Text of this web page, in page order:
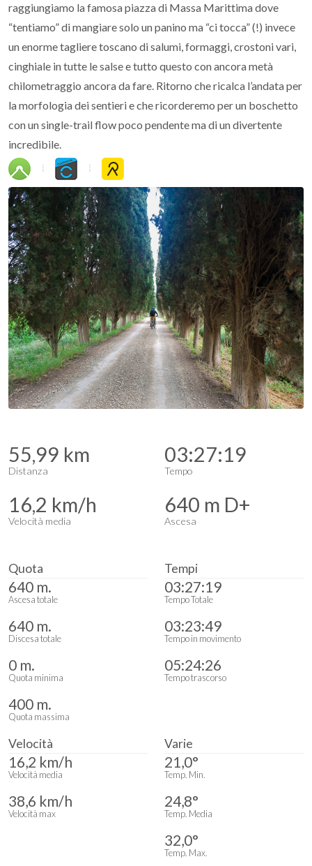
raggiungiamo la famosa piazza di Massa Marittima dove
“tentiamo” di mangiare solo un panino ma “ci tocca” (!) invece
un enorme tagliere toscano di salumi, formaggi, crostoni vari,
cinghiale in tutte le salse e tutto questo con ancora metà
chilometraggio ancora da fare. Ritorno che ricalca l’andata per
la morfologia dei sentieri e che ricorderemo per un boschetto
con un single-trail flow poco pendente ma di un divertente
incredibile.
55,99 km
Distanza
03:27:19
Tempo
16,2 km/h
Velocità media
640 m D+
Ascesa
Quota
640 m.
Ascesa totale
640 m.
Discesa totale
0 m.
Quota minima
400 m.
Quota massima
Tempi
03:27:19
Tempo Totale
03:23:49
Tempo in movimento
05:24:26
Tempo trascorso
Velocità
16,2 km/h
Velocità media
38,6 km/h
Velocità max
Varie
21,0°
Temp. Min.
24,8°
Temp. Media
32,0°
Temp. Max.